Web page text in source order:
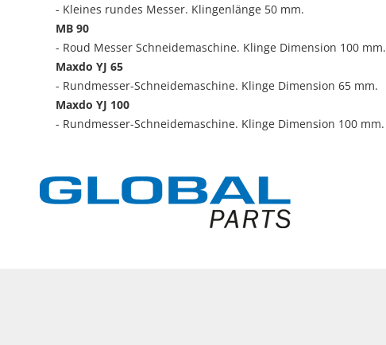
- Kleines rundes Messer. Klingenlänge 50 mm.
MB 90
- Roud Messer Schneidemaschine. Klinge Dimension 100 mm.
Maxdo YJ 65
- Rundmesser-Schneidemaschine. Klinge Dimension 65 mm.
Maxdo YJ 100
- Rundmesser-Schneidemaschine. Klinge Dimension 100 mm.